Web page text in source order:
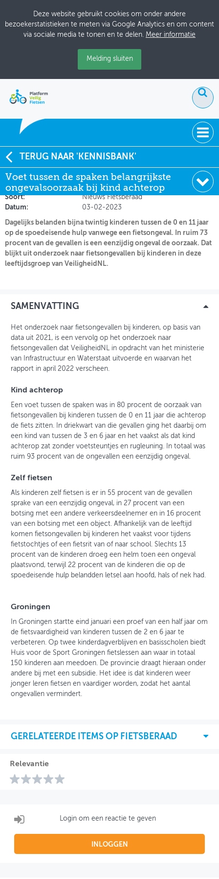
Deze website gebruikt cookies om onder andere
bezoekerstatistieken te meten via Google Analytics en om content
via sociale media te tonen en te delen. Meer informatie
Melding sluiten
ACTUEEL
DOSSIERS
BIJEENKOMSTEN
ONTWERPERSCAFÉ
INLOGGEN
TERUG NAAR 'KENNISBANK'
Voet tussen de spaken belangrijkste
ongevalsoorzaak bij kind achterop
Voet tussen de spaken belangrijkste ongevalsoorzaak
bij kind achterop
Soort:
Nieuws Fietsberaad
Datum:
03-02-2023
Dagelijks belanden bijna twintig kinderen tussen de 0 en 11 jaar
op de spoedeisende hulp vanwege een fietsongeval. In ruim 73
procent van de gevallen is een eenzijdig ongeval de oorzaak. Dat
blijkt uit onderzoek naar fietsongevallen bij kinderen in deze
leeftijdsgroep van VeiligheidNL.
SAMENVATTING
Het onderzoek naar fietsongevallen bij kinderen, op basis van
data uit 2021, is een vervolg op het onderzoek naar
fietsongevallen dat VeiligheidNL in opdracht van het ministerie
van Infrastructuur en Waterstaat uitvoerde en waarvan het
rapport in april 2022 verscheen.
Kind achterop
Een voet tussen de spaken was in 80 procent de oorzaak van
fietsongevallen bij kinderen tussen de 0 en 11 jaar die achterop
de fiets zitten. In driekwart van die gevallen ging het daarbij om
een kind van tussen de 3 en 6 jaar en het vaakst als dat kind
achterop zat zonder voetsteuntjes en rugleuning. In totaal was
ruim 93 procent van de ongevallen een eenzijdig ongeval.
Zelf fietsen
Als kinderen zelf fietsen is er in 55 procent van de gevallen
sprake van een eenzijdig ongeval, in 27 procent van een
botsing met een andere verkeersdeelnemer en in 16 procent
van een botsing met een object. Afhankelijk van de leeftijd
komen fietsongevallen bij kinderen het vaakst voor tijdens
fietstochtjes of een fietsrit van of naar school. Slechts 13
procent van de kinderen droeg een helm toen een ongeval
plaatsvond, terwijl 22 procent van de kinderen die op de
spoedeisende hulp belandden letsel aan hoofd, hals of nek had.
Groningen
In Groningen startte eind januari een proef van een half jaar om
de fietsvaardigheid van kinderen tussen de 2 en 6 jaar te
verbeteren. Op twee kinderdagverblijven en basisscholen biedt
Huis voor de Sport Groningen fietslessen aan waar in totaal
150 kinderen aan meedoen. De provincie draagt hieraan onder
andere bij met een subsidie. Het idee is dat kinderen weer
jonger leren fietsen en vaardiger worden, zodat het aantal
ongevallen vermindert.
GERELATEERDE ITEMS OP FIETSBERAAD
Relevantie
Login om een reactie te geven
INLOGGEN